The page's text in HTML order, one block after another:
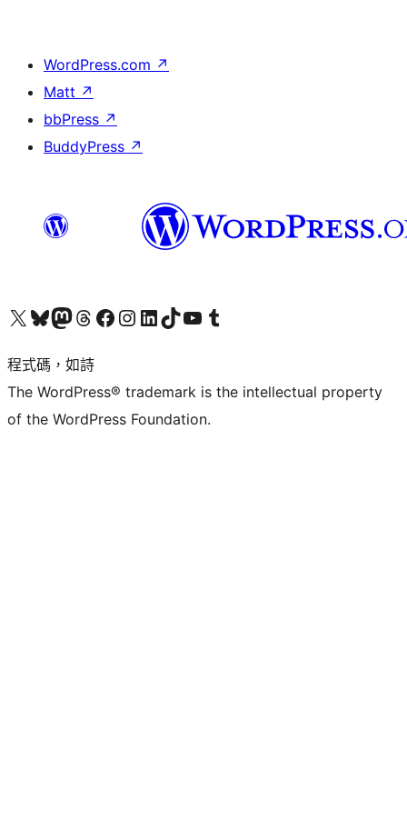
WordPress.com ↗
Matt ↗
bbPress ↗
BuddyPress ↗
查看我們的 X (之前的 Twitter) 帳號造訪我們的 Bluesky 帳號造訪我們的 Mastodon 帳號造訪我們的 Threads 帳號 造訪我們的 Facebook 粉絲專頁Visit our Instagram account
Visit our LinkedIn account
造訪我們的 TikTok 帳號Visit our YouTube channel
造訪我們的 Tumblr 帳號
程式碼，如詩
The WordPress® trademark is the intellectual property
of the WordPress Foundation.